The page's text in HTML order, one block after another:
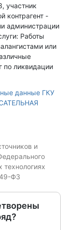
участник
контрагент -
администрации
Работы
или
по ликвидации
данные ГКУ
и
ФЗ